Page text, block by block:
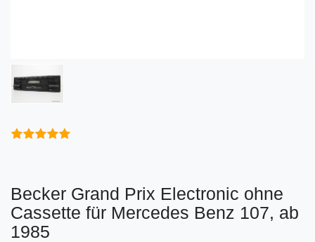
Becker Grand Prix Electronic ohne
Cassette für Mercedes Benz 107, ab
1985